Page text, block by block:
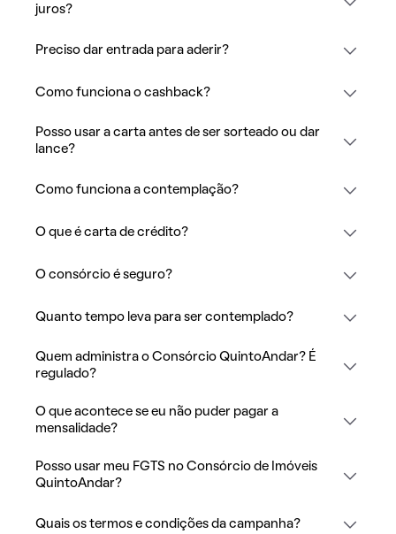
juros?
Preciso dar entrada para aderir?
Como funciona o cashback?
Posso usar a carta antes de ser sorteado ou dar
lance?
Como funciona a contemplação?
O que é carta de crédito?
O consórcio é seguro?
Quanto tempo leva para ser contemplado?
Quem administra o Consórcio QuintoAndar? É
regulado?
O que acontece se eu não puder pagar a
mensalidade?
Posso usar meu FGTS no Consórcio de Imóveis
QuintoAndar?
Quais os termos e condições da campanha?